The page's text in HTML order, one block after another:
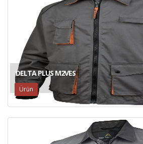
DELTA PLUS M2VES
Ürün